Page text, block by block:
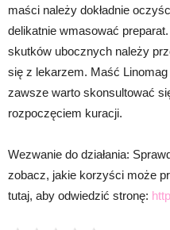
maści należy dokładnie
delikatnie wmasować
skutków ubocznych należy
się z lekarzem. Maść
zawsze warto skonsultować
rozpoczęciem kuracji.
Wezwanie do działania:
zobacz, jakie korzyści może
tutaj, aby odwiedzić stronę: